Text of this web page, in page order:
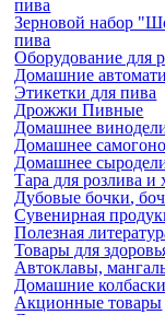
пива
Зерновой набор
пива
Оборудование для
Домашние
Этикетки для пива
Дрожжи Пивные
Домашнее
Домашнее
Домашнее
Тара для розлива и
Дубовые бочки,
Сувенирная
Полезная
Товары для
Автоклавы,
Домашние
Акционные товары